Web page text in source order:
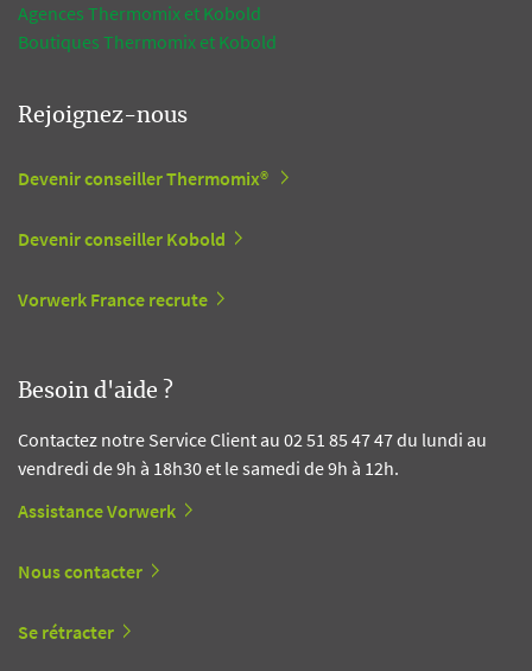
Agences Thermomix et Kobold
Boutiques Thermomix et Kobold
Rejoignez-nous
Devenir conseiller Thermomix®
Devenir conseiller Kobold
Vorwerk France recrute
Besoin d'aide ?
Contactez notre Service Client au 02 51 85 47 47 du lundi au
vendredi de 9h à 18h30 et le samedi de 9h à 12h.
Assistance Vorwerk
Nous contacter
Se rétracter